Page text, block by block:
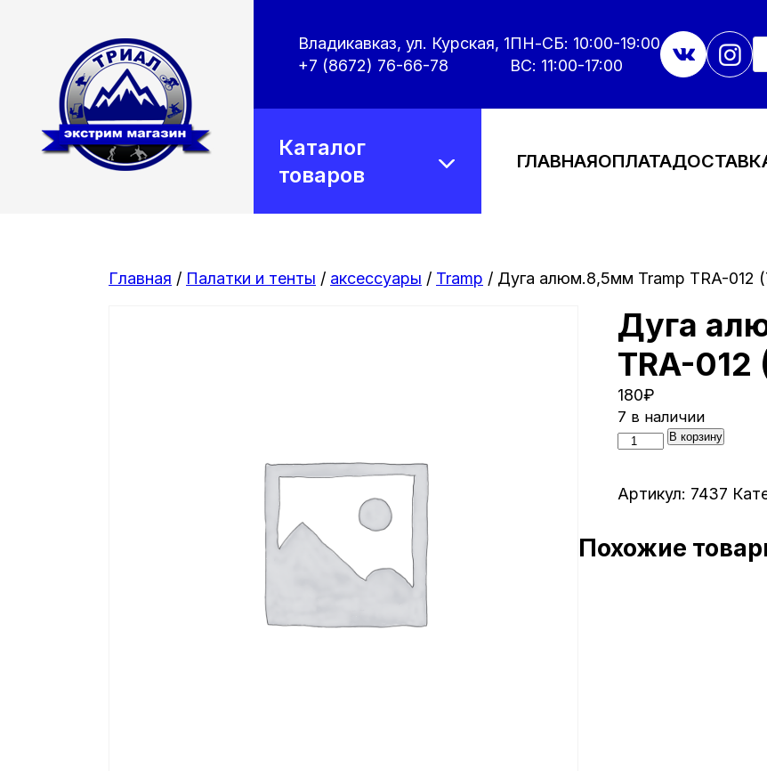
Владикавказ, ул. Курская, 1
+7 (8672) 76-66-78
ПН-СБ: 10:00-19:00
ВС: 11:00-17:00
Каталог
товаров
ГЛАВНАЯОПЛАТА
Главная / Палатки и тенты / аксессуары / Tramp / Дуга алюм.8,5мм Tramp TRA-012
Дуга
TRA-012
180₽
7 в наличии
Количество
алюм.8,5мм
TRA-
В корзину
Артикул: 7437
Похожие